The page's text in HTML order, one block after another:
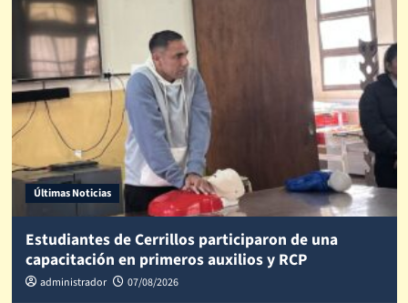
Últimas Noticias
Estudiantes de Cerrillos participaron de una
capacitación en primeros auxilios y RCP
administrador 07/08/2026